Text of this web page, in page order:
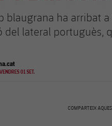
blaugrana ha arribat
del lateral portuguès,
01 SET.
COMPARTEIX